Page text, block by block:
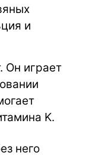
и
Он играет
K.
него